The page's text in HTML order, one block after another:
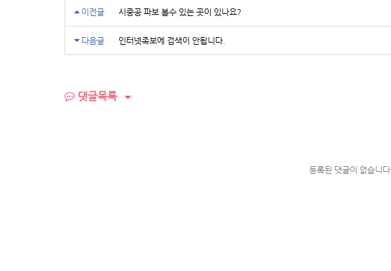
이전글 시중공 파보 볼수 있는 곳이 있나요?
다음글 인터넷족보에 검색이 안됩니다.
댓글목록
등록된 댓글이 없습니다.